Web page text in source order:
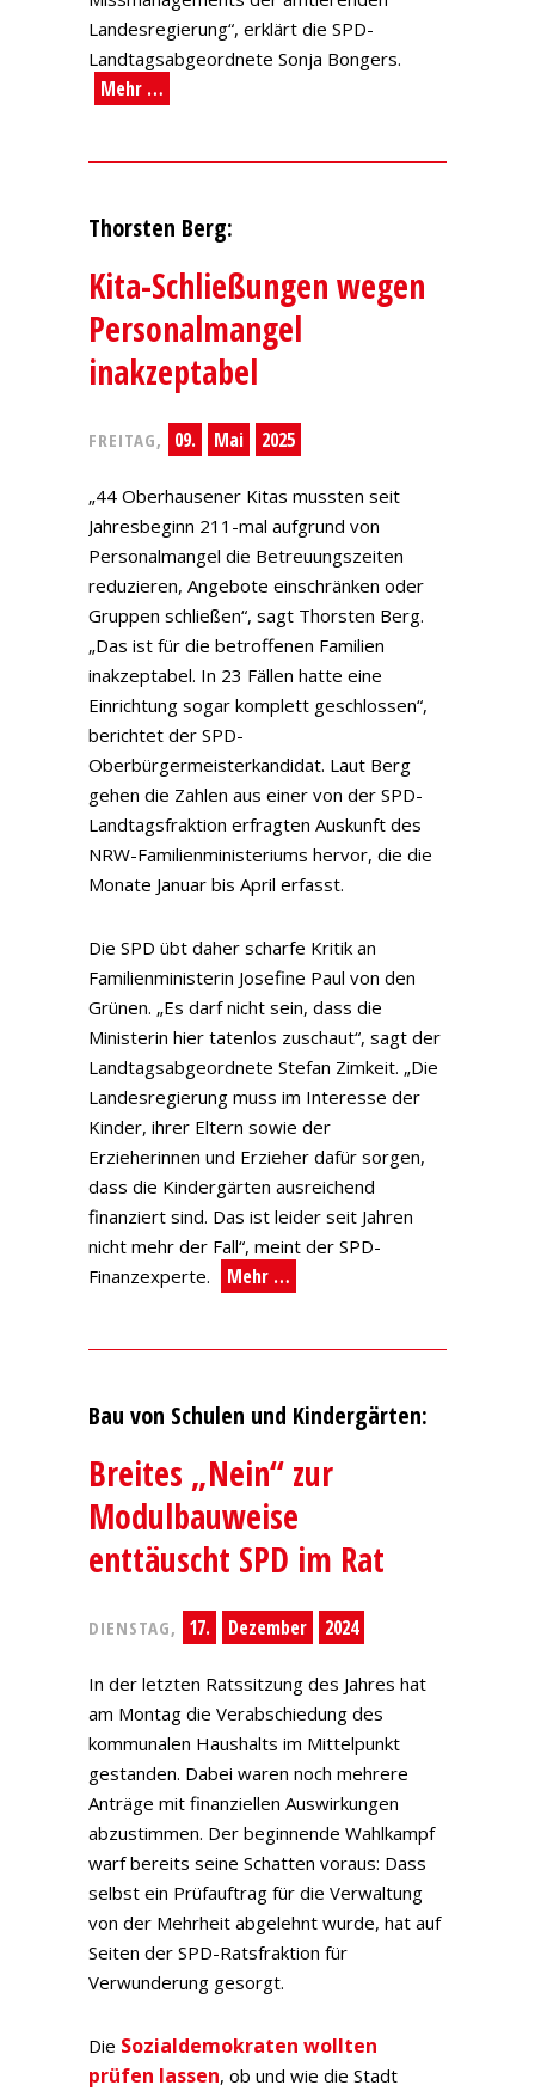
Landesregierung“, erklärt die SPD-
Landtagsabgeordnete Sonja Bongers.
Mehr …
Thorsten Berg:
Kita-Schließungen wegen
Personalmangel
inakzeptabel
FREITAG, 09. Mai 2025
„44 Oberhausener Kitas mussten seit
Jahresbeginn 211-mal aufgrund von
Personalmangel die Betreuungszeiten
reduzieren, Angebote einschränken oder
Gruppen schließen“, sagt Thorsten Berg.
„Das ist für die betroffenen Familien
inakzeptabel. In 23 Fällen hatte eine
Einrichtung sogar komplett geschlossen“,
berichtet der SPD-
Oberbürgermeisterkandidat. Laut Berg
gehen die Zahlen aus einer von der SPD-
Landtagsfraktion erfragten Auskunft des
NRW-Familienministeriums hervor, die die
Monate Januar bis April erfasst.
Die SPD übt daher scharfe Kritik an
Familienministerin Josefine Paul von den
Grünen. „Es darf nicht sein, dass die
Ministerin hier tatenlos zuschaut“, sagt der
Landtagsabgeordnete Stefan Zimkeit. „Die
Landesregierung muss im Interesse der
Kinder, ihrer Eltern sowie der
Erzieherinnen und Erzieher dafür sorgen,
dass die Kindergärten ausreichend
finanziert sind. Das ist leider seit Jahren
nicht mehr der Fall“, meint der SPD-
Finanzexperte.
Mehr …
Bau von Schulen und Kindergärten:
Breites „Nein“ zur
Modulbauweise
enttäuscht SPD im Rat
DIENSTAG, 17. Dezember 2024
In der letzten Ratssitzung des Jahres hat
am Montag die Verabschiedung des
kommunalen Haushalts im Mittelpunkt
gestanden. Dabei waren noch mehrere
Anträge mit finanziellen Auswirkungen
abzustimmen. Der beginnende Wahlkampf
warf bereits seine Schatten voraus: Dass
selbst ein Prüfauftrag für die Verwaltung
von der Mehrheit abgelehnt wurde, hat auf
Seiten der SPD-Ratsfraktion für
Verwunderung gesorgt.
Die Sozialdemokraten wollten
prüfen lassen, ob und wie die Stadt